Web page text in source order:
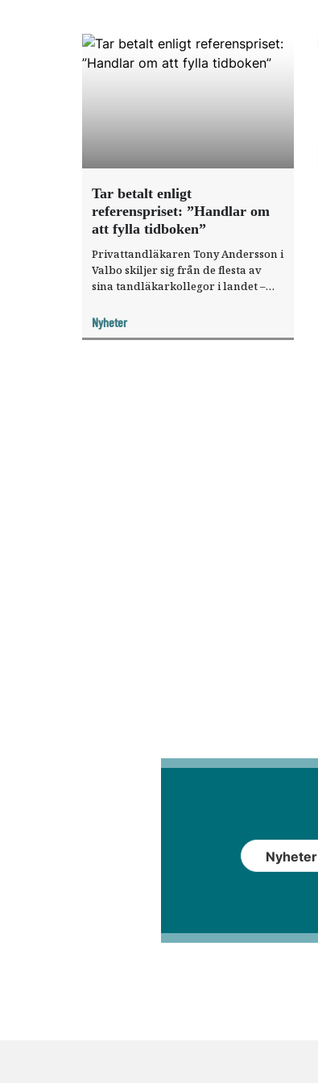
Tar betalt enligt
referenspriset: ”Handlar om
att fylla tidboken”
Privattandläkaren Tony Andersson i
Valbo skiljer sig från de flesta av
sina tandläkarkollegor i landet –
jag kan ta betalt det jag vill.”
Nyheter
Nyheter